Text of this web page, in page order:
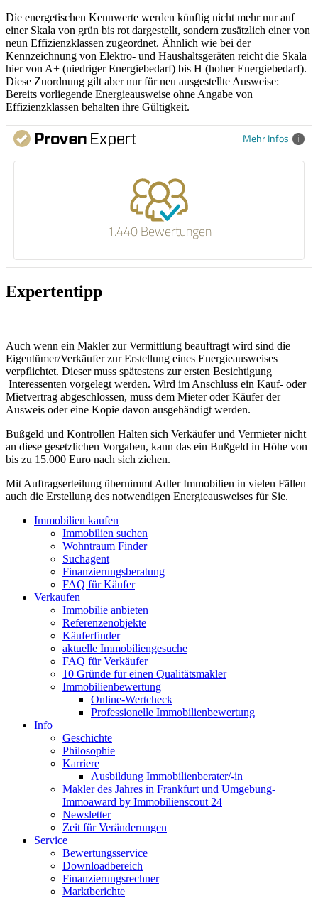
Die energetischen Kennwerte werden künftig nicht mehr nur auf
einer Skala von grün bis rot dargestellt, sondern zusätzlich einer von
neun Effizienzklassen zugeordnet. Ähnlich wie bei der
Kennzeichnung von Elektro- und Haushaltsgeräten reicht die Skala
hier von A+ (niedriger Energiebedarf) bis H (hoher Energiebedarf).
Diese Zuordnung gilt aber nur für neu ausgestellte Ausweise:
Bereits vorliegende Energieausweise ohne Angabe von
Effizienzklassen behalten ihre Gültigkeit.
Mehr Infos
1.440 Bewertungen
Expertentipp
Auch wenn ein Makler zur Vermittlung beauftragt wird sind die
Eigentümer/Verkäufer zur Erstellung eines Energieausweises
verpflichtet. Dieser muss spätestens zur ersten Besichtigung
Interessenten vorgelegt werden. Wird im Anschluss ein Kauf- oder
Mietvertrag abgeschlossen, muss dem Mieter oder Käufer der
Ausweis oder eine Kopie davon ausgehändigt werden.
Bußgeld und Kontrollen Halten sich Verkäufer und Vermieter nicht
an diese gesetzlichen Vorgaben, kann das ein Bußgeld in Höhe von
bis zu 15.000 Euro nach sich ziehen.
Mit Auftragserteilung übernimmt Adler Immobilien in vielen Fällen
auch die Erstellung des notwendigen Energieausweises für Sie.
Immobilien kaufen
Immobilien suchen
Wohntraum Finder
Suchagent
Finanzierungsberatung
FAQ für Käufer
Verkaufen
Immobilie anbieten
Referenzenobjekte
Käuferfinder
aktuelle Immobiliengesuche
FAQ für Verkäufer
10 Gründe für einen Qualitätsmakler
Immobilienbewertung
Online-Wertcheck
Professionelle Immobilienbewertung
Info
Geschichte
Philosophie
Karriere
Ausbildung Immobilienberater/-in
Makler des Jahres in Frankfurt und Umgebung-
Immoaward by Immobilienscout 24
Newsletter
Zeit für Veränderungen
Service
Bewertungsservice
Downloadbereich
Finanzierungsrechner
Marktberichte